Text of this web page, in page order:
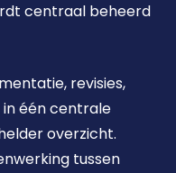
centraal beheerd
revisies,
één centrale
overzicht.
tussen